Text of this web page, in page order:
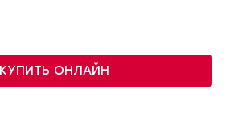
КУПИТЬ ОНЛАЙН